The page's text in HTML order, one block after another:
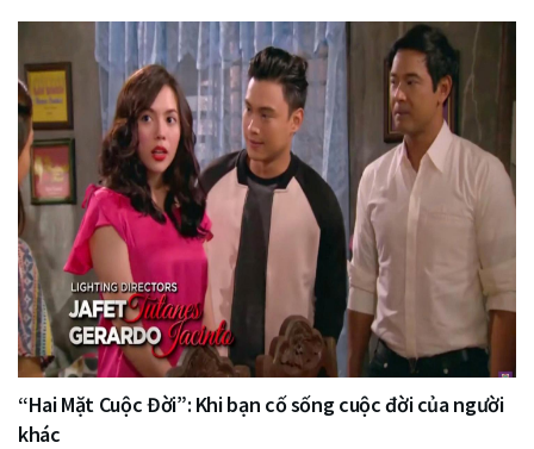
“Hai Mặt Cuộc Đời”: Khi bạn cố sống cuộc đời của người
khác